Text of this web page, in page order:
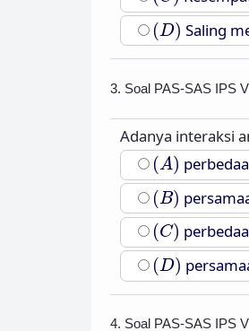
(D)
(D) Saling
3. Soal PAS-SAS IPS
Adanya interaksi
(A)
(A)
(B)
(B)
(C)
(C)
(D)
(D)
4. Soal PAS-SAS IPS